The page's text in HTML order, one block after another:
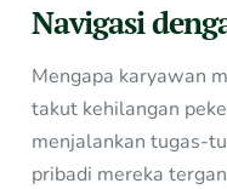
Navigasi
Mengapa karyawan
takut kehilangan
menjalankan tugas-
pribadi mereka